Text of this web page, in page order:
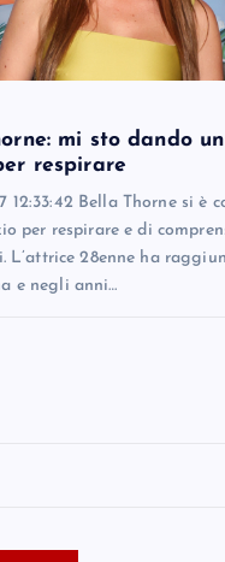
mi sto dando
respirare
12:33:42 Bella Thorne si è
per respirare e di
L’attrice 28enne ha
e negli anni…